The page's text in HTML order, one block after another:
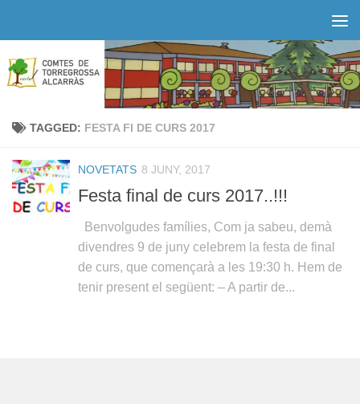
TAGGED: FESTA FI DE CURS 2017
NOVETATS 8 JUNY, 2017
Festa final de curs 2017..!!!
Benvolgudes famílies, Com ja sabeu, demà
divendres 9 de juny celebrem la festa de final
de curs, que començarà a les 19:30 h. Hem de
tenir present el següent: – A partir de...